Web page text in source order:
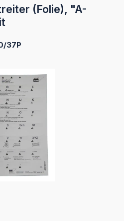
(Folie), "A-
37P